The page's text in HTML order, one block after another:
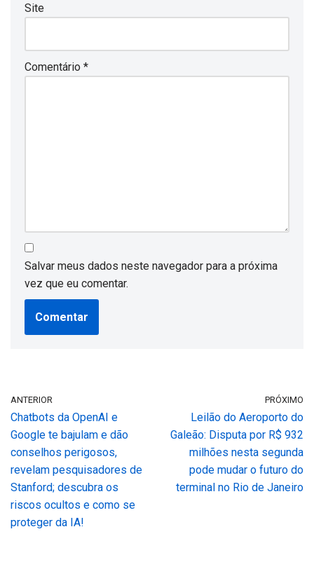
Site
Comentário *
Salvar meus dados neste navegador para a próxima
vez que eu comentar.
ANTERIOR
Chatbots da OpenAI e
Google te bajulam e dão
conselhos perigosos,
revelam pesquisadores de
Stanford; descubra os
riscos ocultos e como se
proteger da IA!
PRÓXIMO
Leilão do Aeroporto do
Galeão: Disputa por R$ 932
milhões nesta segunda
pode mudar o futuro do
terminal no Rio de Janeiro